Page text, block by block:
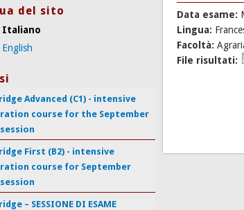
Data esame:
Lingua:
Facoltà:
File risultati:
del sito
Italiano
English
Advanced (C1) - intensive
course for the September
First (B2) - intensive
course for September
– SESSIONE DI ESAME